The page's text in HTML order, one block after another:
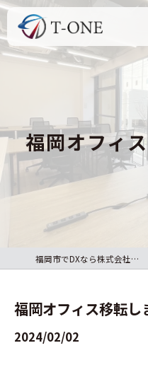
HOME
ABOUT US
OUR BUSINESS
RECRUIT
福岡オフィ
福岡市でDXなら株式会社T-ONE
福岡オフィス移転し
2024/02/02